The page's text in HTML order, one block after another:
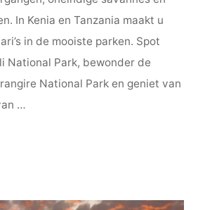
In Kenia en Tanzania maakt u
in de mooiste parken. Spot
National Park, bewonder de
National Park en geniet van
…